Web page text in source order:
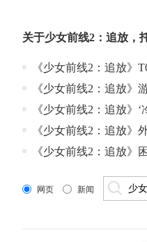
关于少女前线2：追放 ，
《少女前线2：追放》
《少女前线2：追放》
《少女前线2：追放》
《少女前线2：追放》
《少女前线2：追放》
网页 新闻